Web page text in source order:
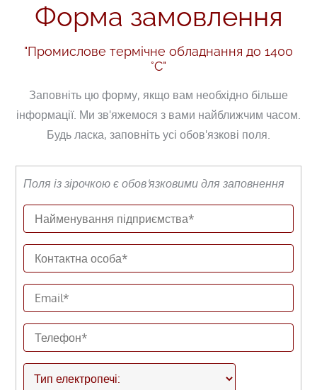
Форма замовлення
"Промислове термічне обладнання до 1400
°С"
Заповніть цю форму, якщо вам необхідно більше
інформації. Ми зв'яжемося з вами найближчим часом.
Будь ласка, заповніть усі обов'язкові поля.
Поля із зірочкою є обов'язковими для заповнення